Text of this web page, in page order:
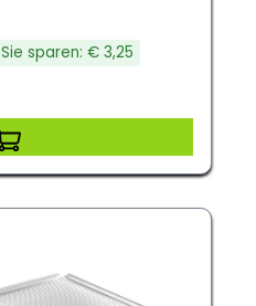
Sie sparen: € 3,25